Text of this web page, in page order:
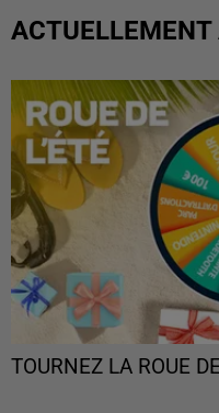
ACTUELLEMENT
TOURNEZ LA ROUE